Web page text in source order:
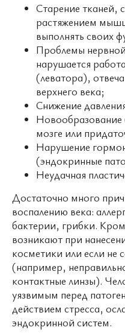
Старение тканей,
растяжением
выполнять своих
Проблемы
нарушается
(леватора),
верхнего века;
Снижение
Новообразование
мозге или
Нарушение
(эндокринные
Неудачная
Достаточно много
воспалению века:
бактерии, грибки.
возникают при
косметики или если не
(например,
контактные линзы).
уязвимым перед
действием стресса,
эндокринной систем.